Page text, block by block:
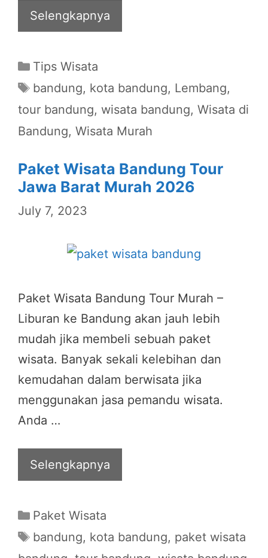
Selengkapnya
Categories
Tips Wisata
Tags
bandung, kota bandung, Lembang,
tour bandung, wisata bandung, Wisata di
Bandung, Wisata Murah
Paket Wisata Bandung Tour
Jawa Barat Murah 2026
July 7, 2023
Paket Wisata Bandung Tour Murah –
Liburan ke Bandung akan jauh lebih
mudah jika membeli sebuah paket
wisata. Banyak sekali kelebihan dan
kemudahan dalam berwisata jika
menggunakan jasa pemandu wisata.
Anda …
Selengkapnya
Categories
Paket Wisata
Tags
bandung, kota bandung, paket wisata